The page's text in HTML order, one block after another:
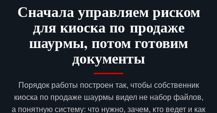
Сначала управляем риском
для киоска по продаже
шаурмы, потом готовим
документы
Порядок работы построен так, чтобы собственник
киоска по продаже шаурмы видел не набор файлов,
а понятную систему: что нужно, зачем, кто ведет и как